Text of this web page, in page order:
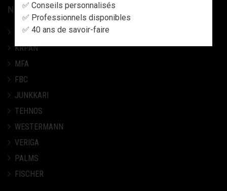
NOS MARQUES
COLLINO
KRPAN
MFA
FBC
JUNKKARI
TEHNOS
WESTERMANN
VERIGA
PALMS
FISCHER
✅ Conseils personnalisés
✅ Professionnels disponibles
✅ 40 ans de savoir-faire